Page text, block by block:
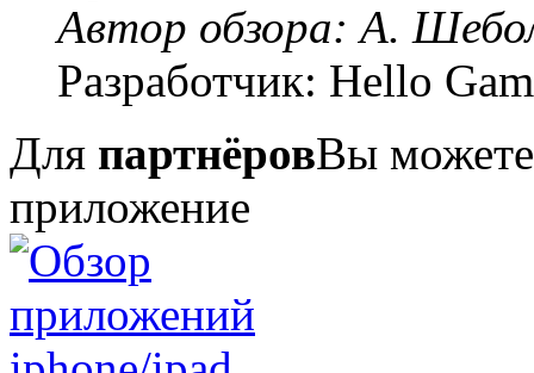
Автор обзора:А.
Разработчик: Hello
Для партнёровВы можете
приложение